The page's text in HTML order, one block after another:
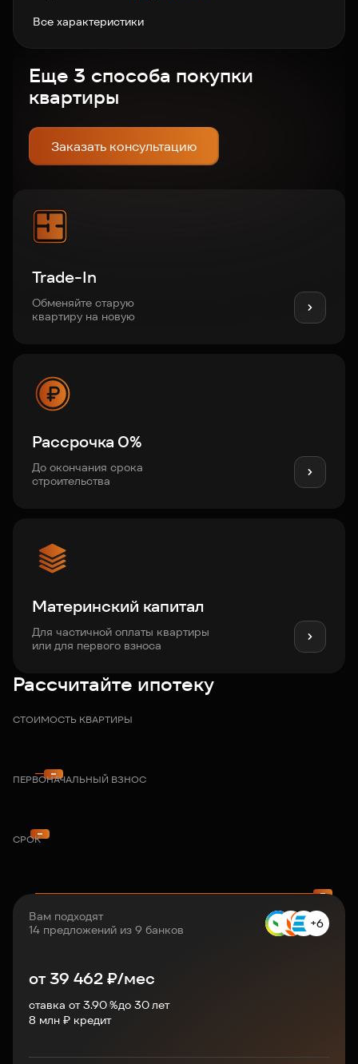
Все характеристики
Еще 3 способа покупки
квартиры
Заказать консультацию
Trade-In
Обменяйте старую
квартиру на новую
Рассрочка 0%
До окончания срока
строительства
Материнский капитал
Для частичной оплаты квартиры
или для первого взноса
Рассчитайте ипотеку
СТОИМОСТЬ КВАРТИРЫ
ПЕРВОНАЧАЛЬНЫЙ ВЗНОС
СРОК
Вам подходят
14 предложений из 9 банков
+6
от39 462₽/мес
ставка от 3.90 %до 30лет
8 млн ₽ кредит